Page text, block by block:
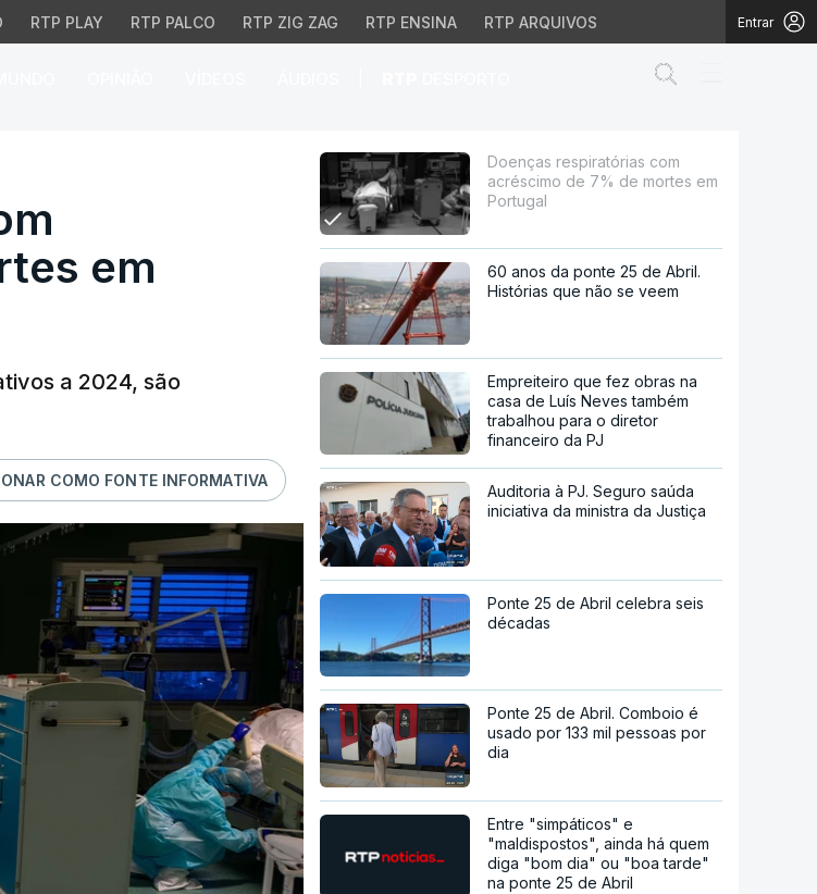
RTP PLAY RTP PALCO RTP ZIG ZAG RTP ENSINA RTP ARQUIVOS Entrar
acréscimo de 7% de mortes em
em
a 2024, são
COMO FONTE INFORMATIVA
Doenças respiratórias com
acréscimo de 7% de mortes em
Portugal
60 anos da ponte 25 de Abril.
Histórias que não se veem
Empreiteiro que fez obras na
casa de Luís Neves também
trabalhou para o diretor
financeiro da PJ
Auditoria à PJ. Seguro saúda
iniciativa da ministra da Justiça
Ponte 25 de Abril celebra seis
décadas
Ponte 25 de Abril. Comboio é
usado por 133 mil pessoas por
dia
Entre "simpáticos" e
"maldispostos", ainda há quem
diga "bom dia" ou "boa tarde"
na ponte 25 de Abril